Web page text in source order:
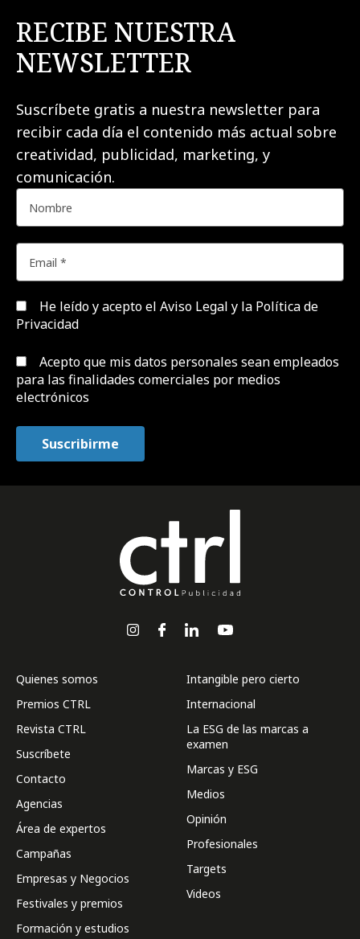
RECIBE NUESTRA
NEWSLETTER
Suscríbete gratis a nuestra newsletter para
recibir cada día el contenido más actual sobre
creatividad, publicidad, marketing, y
comunicación.
He leído y acepto el Aviso Legal y la Política de
Privacidad
Acepto que mis datos personales sean empleados
para las finalidades comerciales por medios
electrónicos
Quienes somos
Premios CTRL
Revista CTRL
Suscríbete
Contacto
Agencias
Área de expertos
Campañas
Empresas y Negocios
Festivales y premios
Formación y estudios
Intangible pero cierto
Internacional
La ESG de las marcas a
examen
Marcas y ESG
Medios
Opinión
Profesionales
Targets
Videos